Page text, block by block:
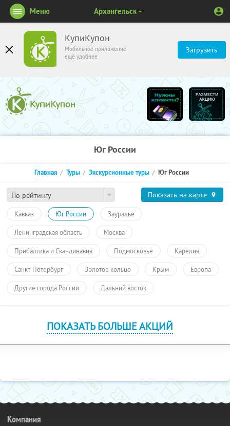
КупиКупон
Мобильное приложение
ещё удобнее
Загрузить
Меню Архангельск
Юг России
По рейтингу
Главная Туры Экскурсионные туры Юг России
Показать на карте
Кавказ Юг России Зауралье
Ленинградская область Москва
Прибалтика и Скандинавия Подмосковье Карелия
Санкт-Петербург Золотое кольцо Крым Европа
Другие города России Дальний восток
ПОКАЗАТЬ БОЛЬШЕ АКЦИЙ
Компания